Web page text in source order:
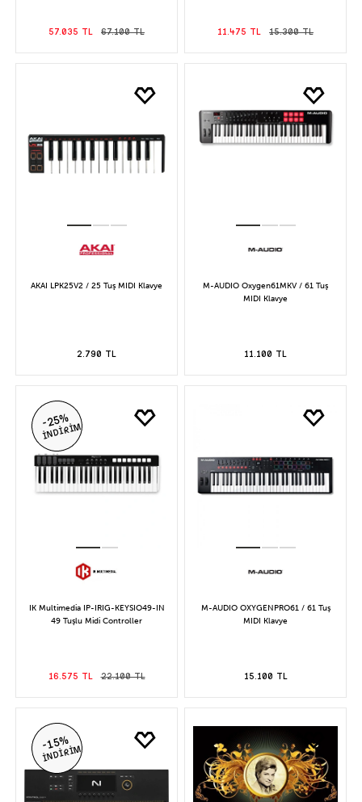
57.035 TL 67.100 TL 11.475 TL 15.300 TL
AKAI LPK25V2 / 25 Tuş MIDI Klavye
2.790 TL
M-AUDIO Oxygen61MKV / 61 Tuş
MIDI Klavye
11.100 TL
-25%
İNDİRİM
IK Multimedia IP-IRIG-KEYSIO49-IN
49 Tuşlu Midi Controller
16.575 TL 22.100 TL
M-AUDIO OXYGENPRO61 / 61 Tuş
MIDI Klavye
15.100 TL
-15%
İNDİRİM